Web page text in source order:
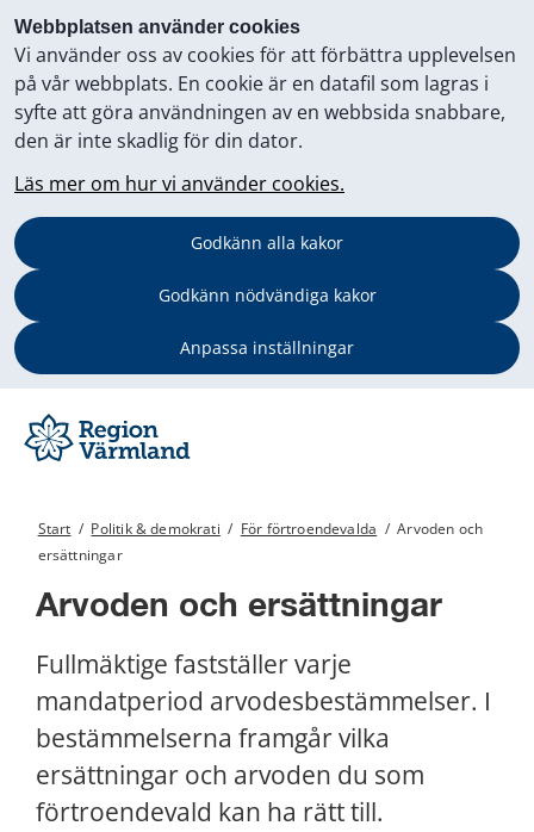
Webbplatsen använder cookies
Vi använder oss av cookies för att förbättra upplevelsen
på vår webbplats. En cookie är en datafil som lagras i
syfte att göra användningen av en webbsida snabbare,
den är inte skadlig för din dator.
Läs mer om hur vi använder cookies.
Godkänn alla kakor
Godkänn nödvändiga kakor
Anpassa inställningar
Start / Politik & demokrati / För förtroendevalda / Arvoden och
ersättningar
Arvoden och ersättningar
Fullmäktige fastställer varje
mandatperiod arvodesbestämmelser. I
bestämmelserna framgår vilka
ersättningar och arvoden du som
förtroendevald kan ha rätt till.